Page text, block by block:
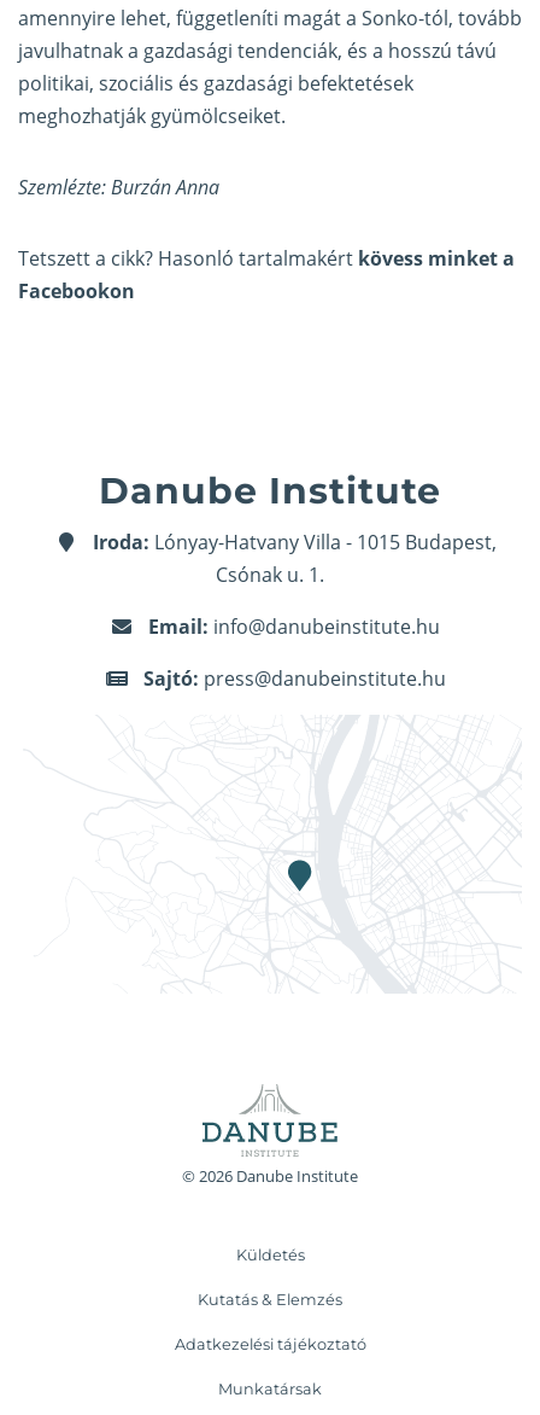
amennyire lehet, függetleníti magát a Sonko-tól, tovább
javulhatnak a gazdasági tendenciák, és a hosszú távú
politikai, szociális és gazdasági befektetések
meghozhatják gyümölcseiket.
Szemlézte: Burzán Anna
Tetszett a cikk? Hasonló tartalmakért kövess minket a
Facebookon
Danube Institute
Iroda: Lónyay-Hatvany Villa - 1015 Budapest,
Csónak u. 1.
Email: info@danubeinstitute.hu
Sajtó: press@danubeinstitute.hu
© 2026 Danube Institute
Küldetés
Kutatás & Elemzés
Adatkezelési tájékoztató
Munkatársak